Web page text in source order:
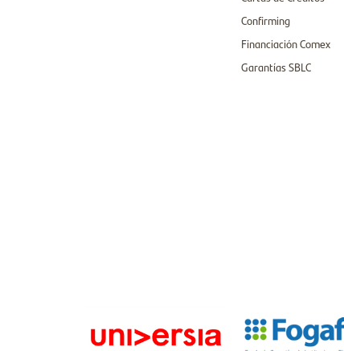
Confirming
Financiación Comex
Garantías SBLC